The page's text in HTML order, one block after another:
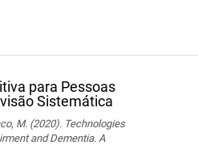
para Pessoas
Sistemática
M. (2020). Technologies
and Dementia. A